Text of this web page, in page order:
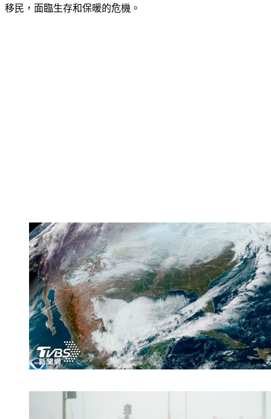
移民，面臨生存和保暖的危機。